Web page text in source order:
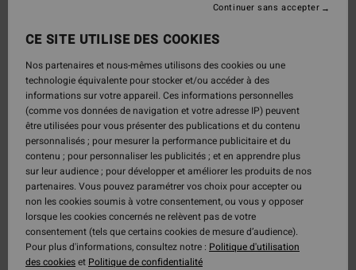
CE SITE UTILISE DES COOKIES
Nos partenaires et nous-mêmes utilisons des cookies ou une
technologie équivalente pour stocker et/ou accéder à des
informations sur votre appareil. Ces informations personnelles
(comme vos données de navigation et votre adresse IP) peuvent
être utilisées pour vous présenter des publications et du contenu
personnalisés ; pour mesurer la performance publicitaire et du
contenu ; pour personnaliser les publicités ; et en apprendre plus
sur leur audience ; pour développer et améliorer les produits de nos
partenaires. Vous pouvez paramétrer vos choix pour accepter ou
non les cookies soumis à votre consentement, ou vous y opposer
lorsque les cookies concernés ne relèvent pas de votre
consentement (tels que certains cookies de mesure d’audience).
Pour plus d'informations, consultez notre : Politique d'utilisation
des cookieset Politique de confidentialité
Continuer sans accepter